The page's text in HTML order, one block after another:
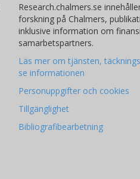
Research.chalmers.se
forskning på Chalmers,
inklusive information om
samarbetspartners.
Läs mer om tjänsten,
se informationen
Personuppgifter och cookies
Tillgänglighet
Bibliografibearbetning